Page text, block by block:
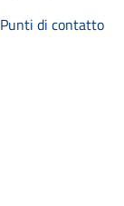
Punti di contatto